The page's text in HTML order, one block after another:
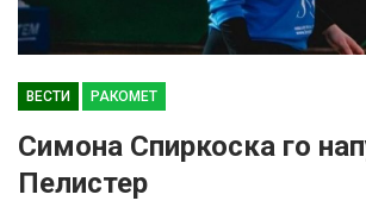
ВЕСТИ РАКОМЕТ
Симона Спиркоска го
Пелистер